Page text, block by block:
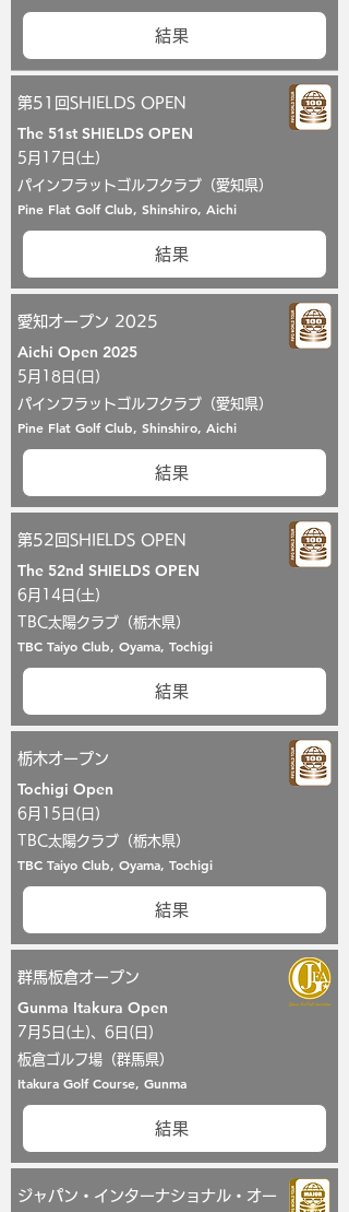
結果
第51回SHIELDS OPEN
The 51st SHIELDS OPEN
5月17日(土)
パインフラットゴルフクラブ（愛知県）
Pine Flat Golf Club, Shinshiro, Aichi
結果
愛知オープン 2025
Aichi Open 2025
5月18日(日)
パインフラットゴルフクラブ（愛知県）
Pine Flat Golf Club, Shinshiro, Aichi
結果
第52回SHIELDS OPEN
The 52nd SHIELDS OPEN
6月14日(土)
TBC太陽クラブ（栃木県）
TBC Taiyo Club, Oyama, Tochigi
結果
栃木オープン
Tochigi Open
6月15日(日)
TBC太陽クラブ（栃木県）
TBC Taiyo Club, Oyama, Tochigi
結果
群馬板倉オープン
Gunma Itakura Open
7月5日(土)、6日(日)
板倉ゴルフ場（群馬県）
Itakura Golf Course, Gunma
結果
ジャパン・インターナショナル・オー